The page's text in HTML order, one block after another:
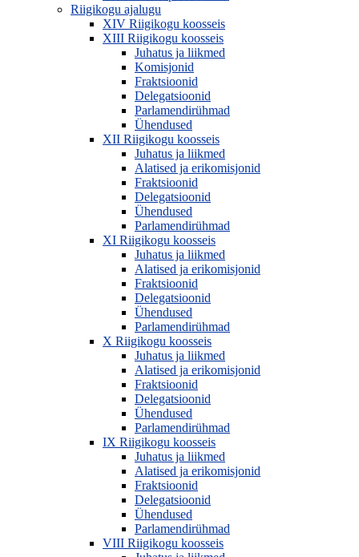
Riigikogu ajalugu
XIV Riigikogu koosseis
XIII Riigikogu koosseis
Juhatus ja liikmed
Komisjonid
Fraktsioonid
Delegatsioonid
Parlamendirühmad
Ühendused
XII Riigikogu koosseis
Juhatus ja liikmed
Alatised ja erikomisjonid
Fraktsioonid
Delegatsioonid
Ühendused
Parlamendirühmad
XI Riigikogu koosseis
Juhatus ja liikmed
Alatised ja erikomisjonid
Fraktsioonid
Delegatsioonid
Ühendused
Parlamendirühmad
X Riigikogu koosseis
Juhatus ja liikmed
Alatised ja erikomisjonid
Fraktsioonid
Delegatsioonid
Ühendused
Parlamendirühmad
IX Riigikogu koosseis
Juhatus ja liikmed
Alatised ja erikomisjonid
Fraktsioonid
Delegatsioonid
Ühendused
Parlamendirühmad
VIII Riigikogu koosseis